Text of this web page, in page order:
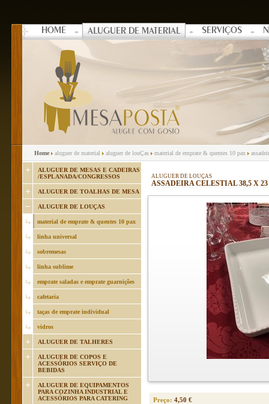
HOME ALUGUER DE MATERIAL SERVIÇOS
Home aluguer de material aluguer de louÇas material de emprate & quentes 10 pax
ALUGUER DE MESAS E CADEIRAS
/ESPLANADA/CONGRESSOS
ALUGUER DE TOALHAS DE MESA
ALUGUER DE LOUÇAS
material de emprate & quentes 10 pax
linha universal
sobremesas
linha sublime
emprate saladas e emprate guarnições
cafetaria
taças de emprate individual
vidros
ALUGUER DE TALHERES
ALUGUER DE COPOS E
ACESSÓRIOS SERVIÇO DE
BEBIDAS
ALUGUER DE EQUIPAMENTOS
PARA COZINHA INDUSTRIAL E
ACESSÓRIOS PARA CATERING
ALUGUER DE LOUÇAS
ASSADEIRA CELESTIAL 38,5 X
Preço: 4,50 €